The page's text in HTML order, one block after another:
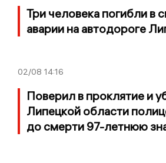
Три человека погибли в
аварии на автодороге
02/08 14:16
Поверил в проклятие и
Липецкой области
до смерти 97-летнюю